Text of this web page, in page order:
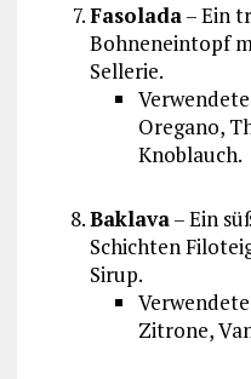
Fasolada– Ein
Bohneneintopf
Sellerie.
Oregano,
Knoblauch.
Baklava– Ein
Schichten
Sirup.
Zitrone,